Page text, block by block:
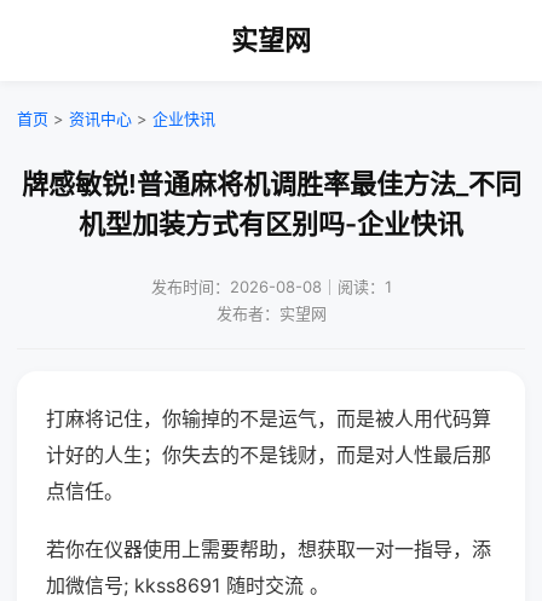
实望网
首页 > 资讯中心 > 企业快讯
牌感敏锐!普通麻将机调胜率最佳方法_不同
机型加装方式有区别吗-企业快讯
发布时间：2026-08-08｜阅读：1
发布者：实望网
打麻将记住，你输掉的不是运气，而是被人用代码算
计好的人生；你失去的不是钱财，而是对人性最后那
点信任。
若你在仪器使用上需要帮助，想获取一对一指导，添
加微信号; kkss8691 随时交流 。